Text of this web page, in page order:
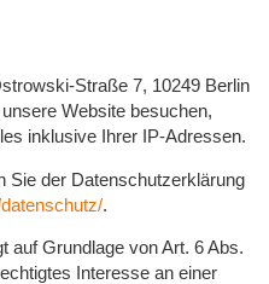
Straße 7, 10249 Berlin
Website besuchen,
inklusive Ihrer IP-Adressen.
Sie der Datenschutzerklärung
.
auf Grundlage von Art. 6 Abs.
Interesse an einer